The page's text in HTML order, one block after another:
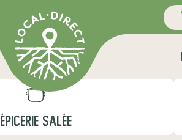
ÉPICERIE SALÉE